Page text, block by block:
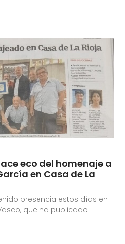
eco del homenaje a
en Casa de La
presencia estos días en
que ha publicado